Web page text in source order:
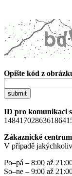
Opište kód z
submit
ID pro komunikaci
Zákaznické
V případě
Po–pá – 8:00 až
So–ne – 9:00 až